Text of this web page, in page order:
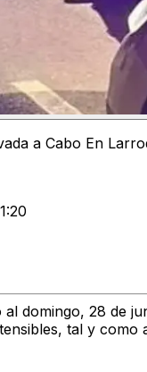
a Cabo En
al domingo, 28 de
tal y